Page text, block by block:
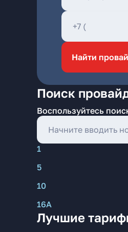
Найти
Поиск
Воспользуйтесь
1
5
10
16А
Лучшие